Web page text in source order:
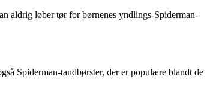
aldrig løber tør for børnenes yndlings-Spiderman-
Spiderman-tandbørster, der er populære blandt de